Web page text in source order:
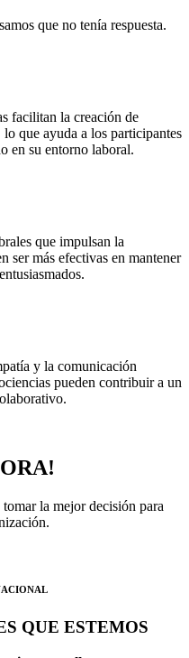
que no tenía respuesta.
facilitan la creación de
que ayuda a los participantes
en su entorno laboral.
que impulsan la
ser más efectivas en mantener
y la comunicación
pueden contribuir a un
la mejor decisión para
QUE ESTEMOS